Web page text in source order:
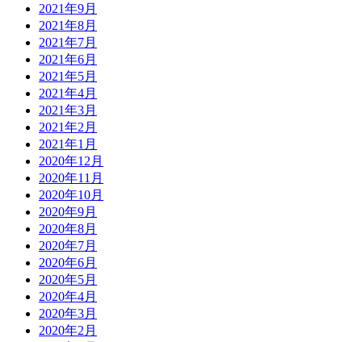
2021年9月
2021年8月
2021年7月
2021年6月
2021年5月
2021年4月
2021年3月
2021年2月
2021年1月
2020年12月
2020年11月
2020年10月
2020年9月
2020年8月
2020年7月
2020年6月
2020年5月
2020年4月
2020年3月
2020年2月